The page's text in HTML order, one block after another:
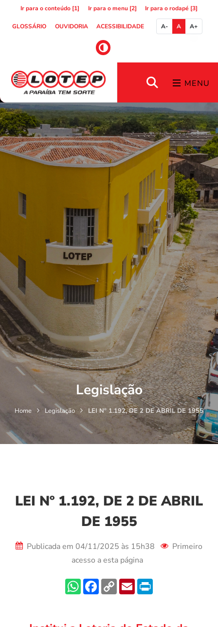
Ir para o conteúdo [1] Ir para o menu [2] Ir para o rodapé [3]
GLOSSÁRIO OUVIDORIA ACESSIBILIDADE A- A A+
MENU
Legislação
Home Legislação LEI Nº 1.192, DE 2 DE ABRIL DE 1955
LEI Nº 1.192, DE 2 DE ABRIL
DE 1955
Publicada em 04/11/2025 às 15h38
Primeiro
acesso a esta página